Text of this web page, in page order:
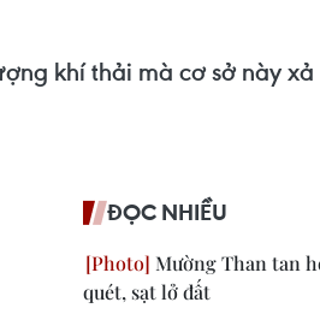
khí thải mà cơ sở này
ĐỌC NHIỀU
Mường Than tan
quét, sạt lở đất